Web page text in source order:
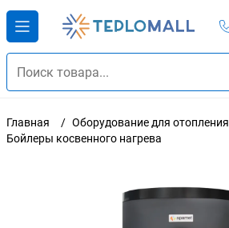
Главная Оборудование для отопления
Бойлеры косвенного нагрева